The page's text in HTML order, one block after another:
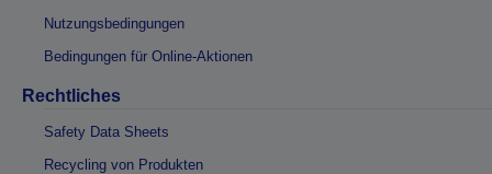
Nutzungsbedingungen
Bedingungen für Online-Aktionen
Rechtliches
Safety Data Sheets
Recycling von Produkten